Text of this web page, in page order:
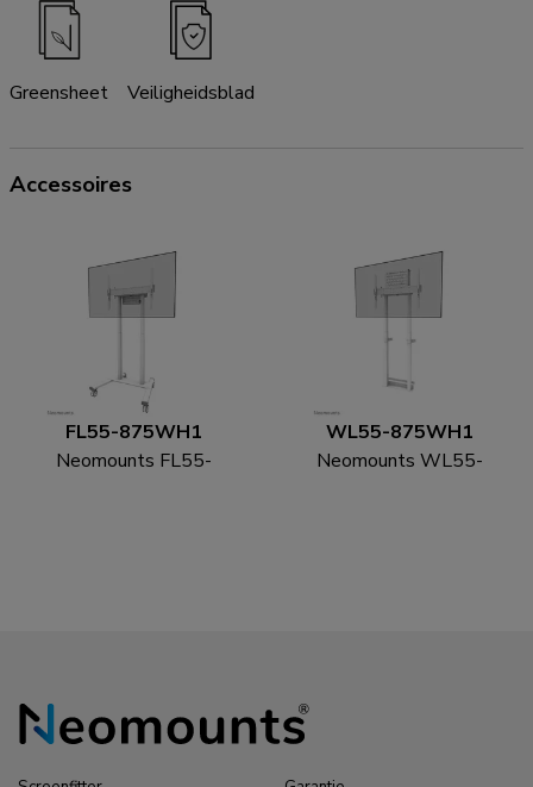
Greensheet Veiligheidsblad
Accessoires
FL55-875WH1
Neomounts FL55-
WL55-875WH1
Neomounts WL55-